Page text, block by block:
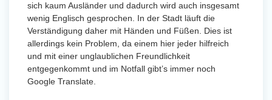
sich kaum Ausländer und dadurch wird auch insgesamt
wenig Englisch gesprochen. In der Stadt läuft die
Verständigung daher mit Händen und Füßen. Dies ist
allerdings kein Problem, da einem hier jeder hilfreich
und mit einer unglaublichen Freundlichkeit
entgegenkommt und im Notfall gibt’s immer noch
Google Translate.